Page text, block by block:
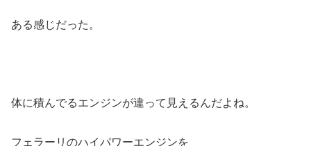
ある感じだった。
体に積んでるエンジンが違って見えるんだよね。
フェラーリのハイパワーエンジンを